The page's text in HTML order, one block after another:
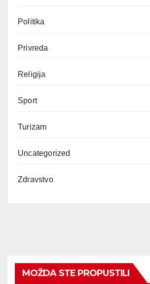
Politika
Privreda
Religija
Sport
Turizam
Uncategorized
Zdravstvo
MOŽDA STE PROPUSTILI